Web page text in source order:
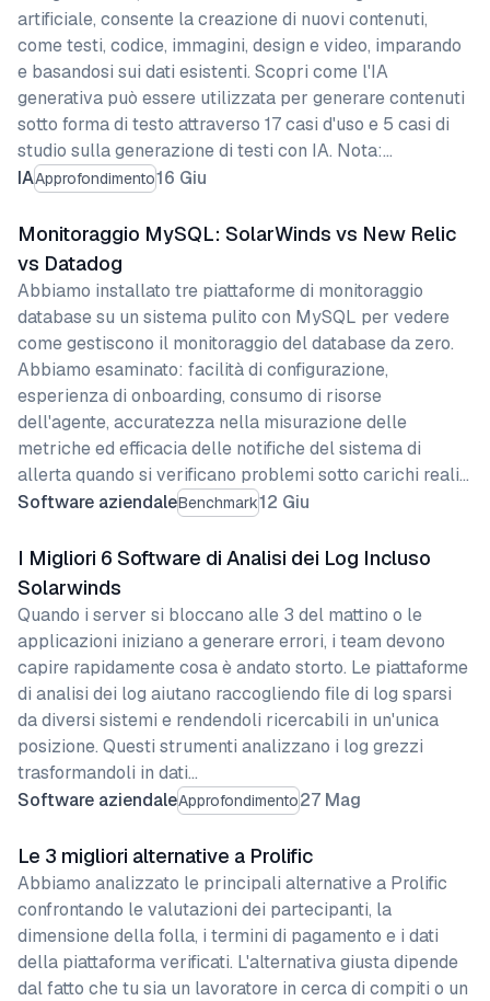
IAApprofondimento16 Giu
artificiale, consente la creazione di nuovi contenuti,
come testi, codice, immagini, design e video, imparando
e basandosi sui dati esistenti. Scopri come l'IA
generativa può essere utilizzata per generare contenuti
sotto forma di testo attraverso 17 casi d'uso e 5 casi di
studio sulla generazione di testi con IA. Nota:…
Software aziendaleBenchmark12 Giu
Monitoraggio MySQL: SolarWinds vs New Relic
vs Datadog
Abbiamo installato tre piattaforme di monitoraggio
database su un sistema pulito con MySQL per vedere
come gestiscono il monitoraggio del database da zero.
Abbiamo esaminato: facilità di configurazione,
esperienza di onboarding, consumo di risorse
dell'agente, accuratezza nella misurazione delle
metriche ed efficacia delle notifiche del sistema di
allerta quando si verificano problemi sotto carichi reali…
Software aziendaleApprofondimento27 Mag
I Migliori 6 Software di Analisi dei Log Incluso
Solarwinds
Quando i server si bloccano alle 3 del mattino o le
applicazioni iniziano a generare errori, i team devono
capire rapidamente cosa è andato storto. Le piattaforme
di analisi dei log aiutano raccogliendo file di log sparsi
da diversi sistemi e rendendoli ricercabili in un'unica
posizione. Questi strumenti analizzano i log grezzi
trasformandoli in dati…
Le 3 migliori alternative a Prolific
Abbiamo analizzato le principali alternative a Prolific
confrontando le valutazioni dei partecipanti, la
dimensione della folla, i termini di pagamento e i dati
della piattaforma verificati. L'alternativa giusta dipende
dal fatto che tu sia un lavoratore in cerca di compiti o un